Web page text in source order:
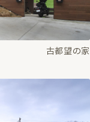
古都望の家